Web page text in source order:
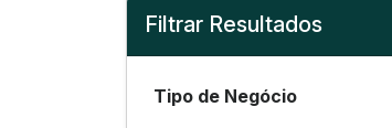
Filtrar Resultados
Tipo de Negócio